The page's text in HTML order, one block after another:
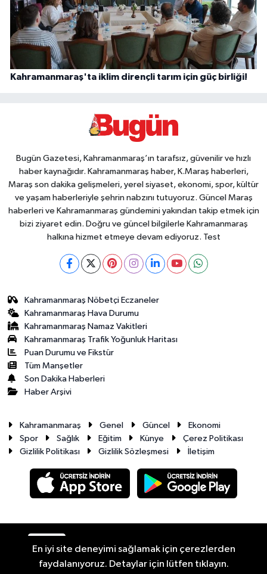
Kahramanmaraş'ta iklim dirençli tarım için güç birliği!
Bugün Gazetesi, Kahramanmaraş’ın tarafsız, güvenilir ve hızlı
haber kaynağıdır. Kahramanmaraş haber, K.Maraş haberleri,
Maraş son dakika gelişmeleri, yerel siyaset, ekonomi, spor, kültür
ve yaşam haberleriyle şehrin nabzını tutuyoruz. Güncel Maraş
haberleri ve Kahramanmaraş gündemini yakından takip etmek için
bizi ziyaret edin. Doğru ve güncel bilgilerle Kahramanmaraş
halkına hizmet etmeye devam ediyoruz. Test
Kahramanmaraş Nöbetçi Eczaneler
Kahramanmaraş Hava Durumu
Kahramanmaraş Namaz Vakitleri
Kahramanmaraş Trafik Yoğunluk Haritası
Puan Durumu ve Fikstür
Tüm Manşetler
Son Dakika Haberleri
Haber Arşivi
Kahramanmaraş Genel Güncel
Ekonomi
Spor
Sağlık Eğitim Künye
Çerez Politikası
Gizlilik Politikası
Gizlilik Sözleşmesi İletişim
En iyi site deneyimi sağlamak için çerezlerden
faydalanıyoruz. Detaylar için lütfen tıklayın.